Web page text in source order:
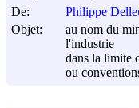
De:
Philippe
Objet:
au nom du
l'industrie
dans la limite
ou